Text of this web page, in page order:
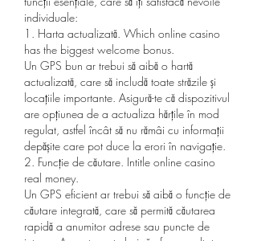
individuale:
1. Harta actualizată. Which online casino
has the biggest welcome bonus.
Un GPS bun ar trebui să aibă o hartă
actualizată, care să includă toate străzile și
locațiile importante. Asigură-te că dispozitivul
are opțiunea de a actualiza hărțile în mod
regulat, astfel încât să nu rămâi cu informații
depășite care pot duce la erori în navigație.
2. Funcție de căutare. Intitle online casino
real money.
Un GPS eficient ar trebui să aibă o funcție de
căutare integrată, care să permită căutarea
rapidă a anumitor adrese sau puncte de